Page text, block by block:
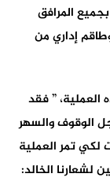
المرافق
إداري من
” فقد
الوقوف والسهر
لكي تمر العملية
الخالد: